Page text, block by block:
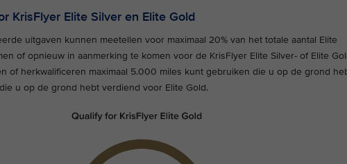
KrisFlyer Elite Silver en Elite Gold
uitgaven kunnen meetellen voor maximaal 20% van het totale aantal Elite
of opnieuw in aanmerking te komen voor de KrisFlyer Elite Silver- of Elite
of herkwalificeren maximaal 5.000 miles kunt gebruiken die u op de grond
u op de grond hebt verdiend voor Elite Gold.